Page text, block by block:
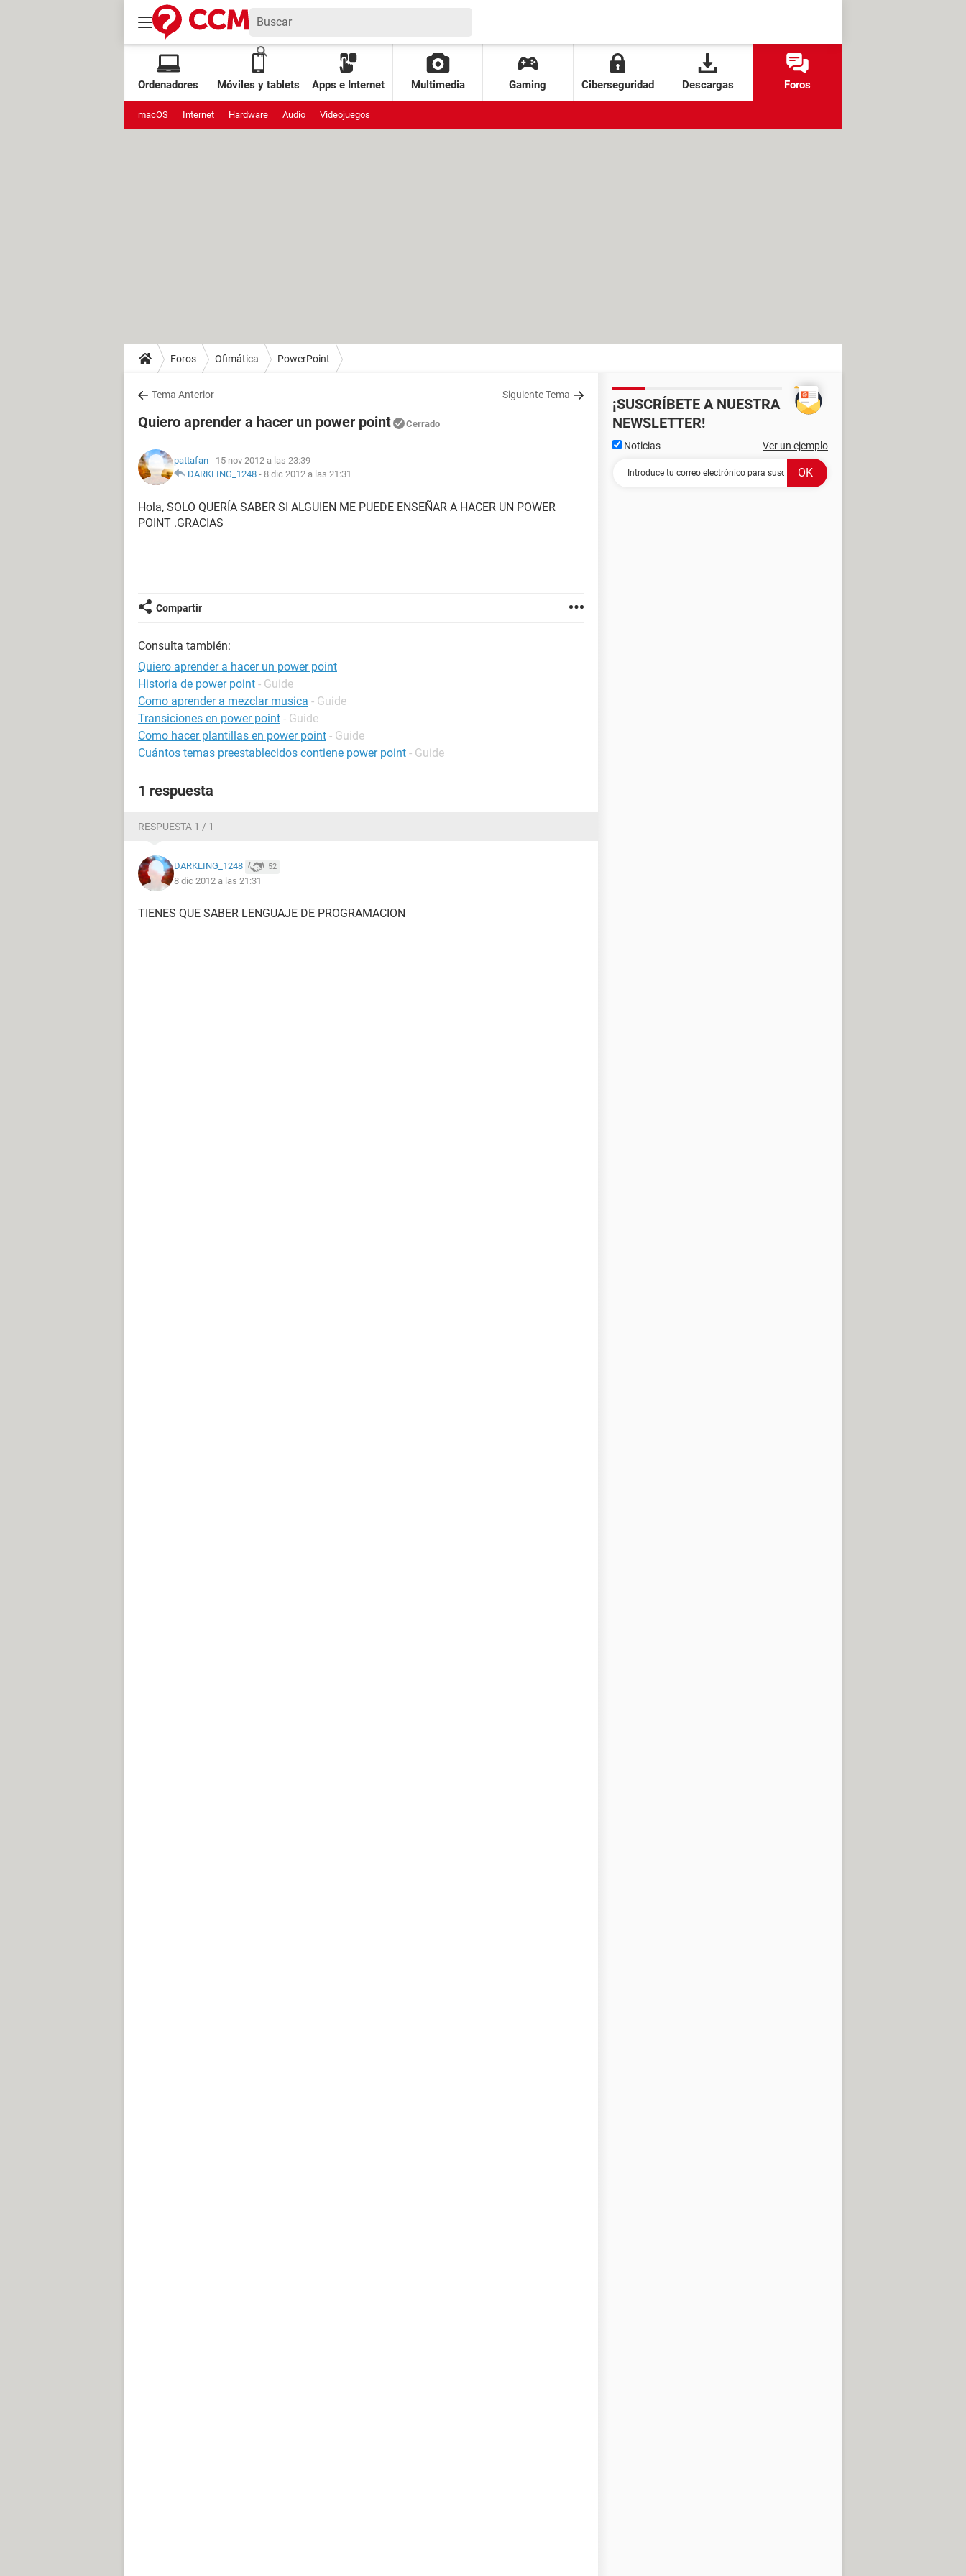
Ordenadores Móviles y tablets Apps e Internet Multimedia Gaming Ciberseguridad Descargas Foros
macOS Internet Hardware Audio Videojuegos
Foros Ofimática PowerPoint
Tema Anterior Siguiente Tema
Quiero aprender a hacer un power point Cerrado
pattafan - 15 nov 2012 a las 23:39
DARKLING_1248 - 8 dic 2012 a las 21:31
Hola, SOLO QUERÍA SABER SI ALGUIEN ME PUEDE ENSEÑAR A HACER UN POWER
POINT .GRACIAS
Compartir
Consulta también:
Quiero aprender a hacer un power point
Historia de power point - Guide
Como aprender a mezclar musica - Guide
Transiciones en power point - Guide
Como hacer plantillas en power point - Guide
Cuántos temas preestablecidos contiene power point - Guide
1 respuesta
RESPUESTA 1 / 1
DARKLING_1248 52
8 dic 2012 a las 21:31
TIENES QUE SABER LENGUAJE DE PROGRAMACION
¡SUSCRÍBETE A NUESTRA
NEWSLETTER!
Noticias Ver un ejemplo